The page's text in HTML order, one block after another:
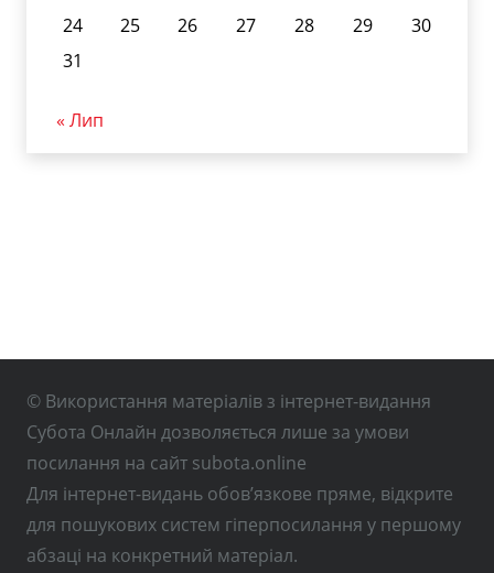
24
25 26 27 28 29
30
31
« Лип
© Використання матеріалів з інтернет-видання
Субота Онлайн дозволяється лише за умови
посилання на сайт subota.online
Для інтернет-видань обов’язкове пряме, відкрите
для пошукових систем гіперпосилання у першому
абзаці на конкретний матеріал.